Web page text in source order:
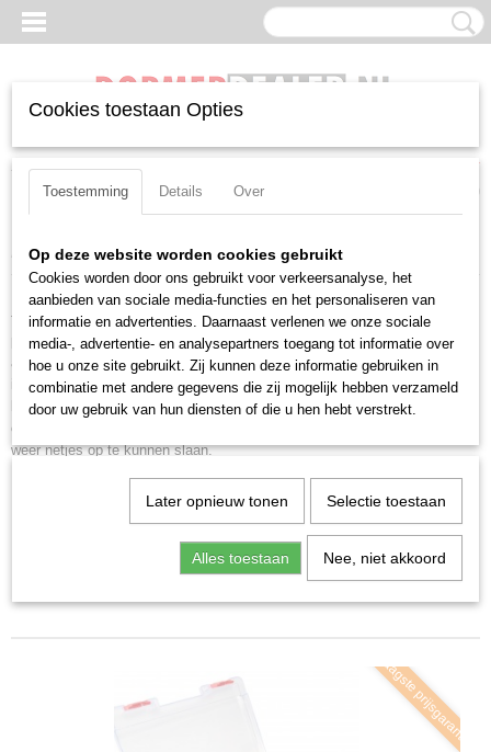
Inloggen Registreren UW WINKELWAGEN
Home >Boren>Borensets
Dormer is al meer dan 100 jaar wereldwijd bekend als toonaangevende
fabrikant van volhardmetaal en HSS-E gereedschappen. De meest
populaire boren en boormaten worden aangeboden in borensets met
aantrekkelijke actieprijzen. De Dormer A095204, gevuld met A002-boren,
is de meestverkochte (basis)borenset. Maar ook voor andere boren en
boormaten zijn er sets beschikbaar. Ten slotte bent u bij DormerDealer
ook aan het juiste adres voor verschillende lege borensets, om uw boren
weer netjes op te kunnen slaan.
Sorteer op:
1 2 »
Laagste prijsgarantie
Cookies toestaan Opties
Toestemming Details Over
Op deze website worden cookies gebruikt
Cookies worden door ons gebruikt voor verkeersanalyse, het
aanbieden van sociale media-functies en het personaliseren van
informatie en advertenties. Daarnaast verlenen we onze sociale
media-, advertentie- en analysepartners toegang tot informatie over
hoe u onze site gebruikt. Zij kunnen deze informatie gebruiken in
combinatie met andere gegevens die zij mogelijk hebben verzameld
door uw gebruik van hun diensten of die u hen hebt verstrekt.
Later opnieuw tonen Selectie toestaan
Alles toestaan Nee, niet akkoord